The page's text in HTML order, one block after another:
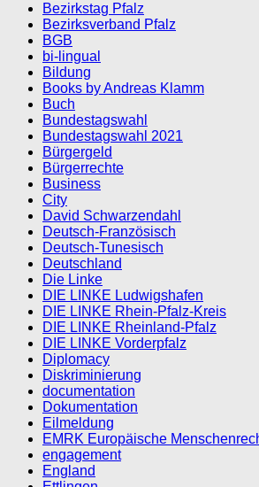
Bezirkstag Pfalz
Bezirksverband Pfalz
BGB
bi-lingual
Bildung
Books by Andreas Klamm
Buch
Bundestagswahl
Bundestagswahl 2021
Bürgergeld
Bürgerrechte
Business
City
David Schwarzendahl
Deutsch-Französisch
Deutsch-Tunesisch
Deutschland
Die Linke
DIE LINKE Ludwigshafen
DIE LINKE Rhein-Pfalz-Kreis
DIE LINKE Rheinland-Pfalz
DIE LINKE Vorderpfalz
Diplomacy
Diskriminierung
documentation
Dokumentation
Eilmeldung
EMRK Europäische
engagement
England